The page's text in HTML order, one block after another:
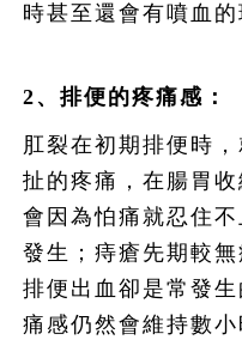
時甚至還會有噴血的
2、排便的疼痛感：
肛裂在初期排便時
扯的疼痛，在腸胃
會因為怕痛就忍住
發生；痔瘡先期較
排便出血卻是常發
痛感仍然會維持數小